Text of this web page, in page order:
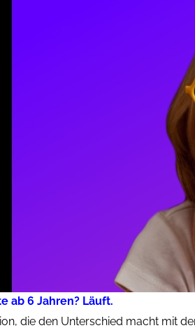
ab 6 Jahren? Läuft.
die den Unterschied macht mit